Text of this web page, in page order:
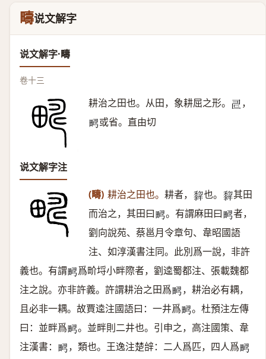
疇说文解字
说文解字·疇
卷十三
耕治之田也。从田，象耕屈之形。 𠃬 ，
𤲮 或省。直由切
说文解字注
(疇) 耕治之田也。 耕者， 𤛿 也。 𤛿 其田
而治之，其田曰𤲮 。有謂麻田曰𤲮 者，
劉向說苑、蔡邕月令章句、韋昭國語
注、如淳漢書注同。此別爲一說，非許
義也。有謂𤲮 爲畍埒小畔際者，劉逵蜀都注、張載魏都
注之說。亦非許義。許謂耕治之田爲𤲮 ，耕治必有耦，
且必非一耦。故賈逵注國語曰：一井爲𤲮 。杜預注左傳
曰：並畔爲𤲮 。並畔則二井也。引申之，高注國策、韋
注漢書： 𤲮 ，類也。王逸注楚辝：二人爲匹，四人爲𤲮